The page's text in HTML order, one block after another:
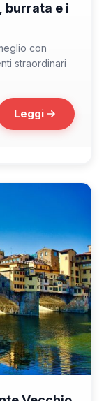
burrata e i
con
straordinari
Leggi